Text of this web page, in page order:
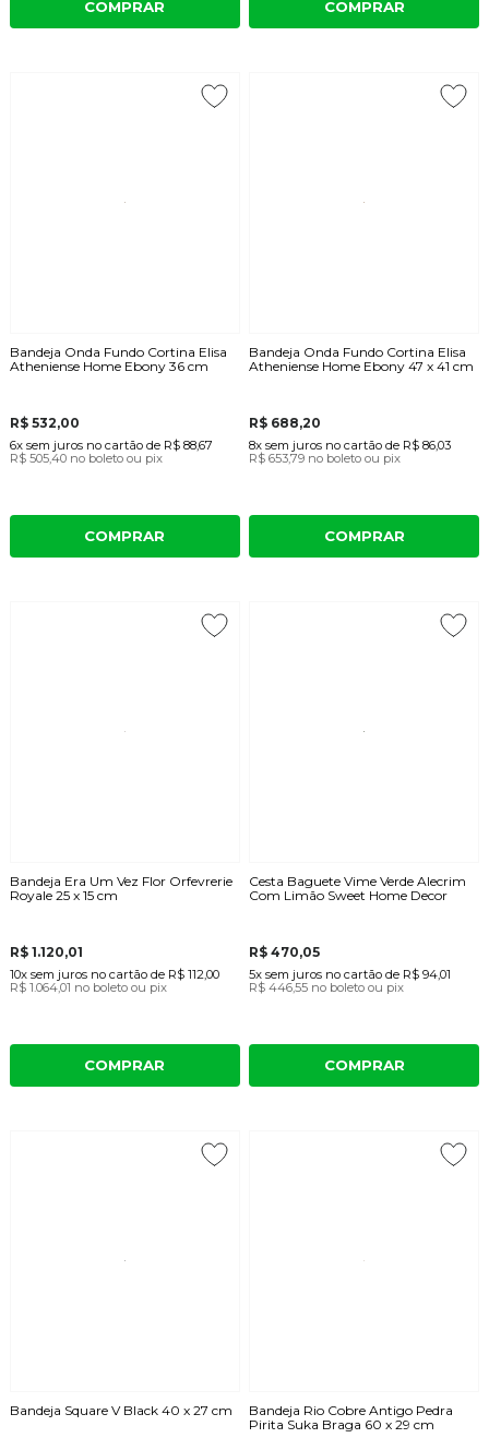
COMPRAR COMPRAR
Bandeja Onda Fundo Cortina Elisa
Atheniense Home Ebony 36 cm
R$ 532,00
6x sem juros no cartãode R$ 88,67
R$ 505,40 no boleto ou pix
COMPRAR
Bandeja Onda Fundo Cortina Elisa
Atheniense Home Ebony 47 x 41 cm
R$ 688,20
8x sem juros no cartão de R$ 86,03
R$ 653,79 no boleto ou pix
COMPRAR
Bandeja Era Um Vez Flor Orfevrerie
Royale 25 x 15 cm
R$ 1.120,01
10x sem juros no cartãode R$ 112,00
R$ 1.064,01 no boleto ou pix
COMPRAR
Cesta Baguete Vime Verde Alecrim
Com Limão Sweet Home Decor
R$ 470,05
5x sem juros no cartão de R$ 94,01
R$ 446,55 no boleto ou pix
COMPRAR
Bandeja Square V Black 40 x 27 cm
Bandeja Rio Cobre Antigo Pedra
Pirita Suka Braga 60 x 29 cm